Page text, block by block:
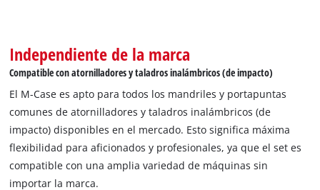
the site with their CMP to add this content
to the list of technologies used.
Powered byUsercentrics Consent
Management Platform
Independiente de la marca
Compatible con atornilladores y taladros inalámbricos (de impacto)
El M-Case es apto para todos los mandriles y portapuntas
comunes de atornilladores y taladros inalámbricos (de
impacto) disponibles en el mercado. Esto significa máxima
flexibilidad para aficionados y profesionales, ya que el set es
compatible con una amplia variedad de máquinas sin
importar la marca.